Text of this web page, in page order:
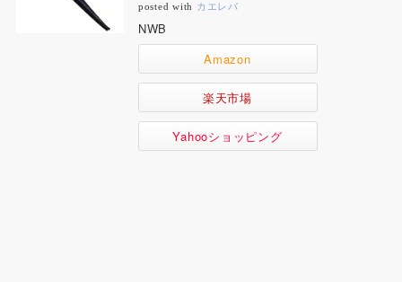
posted with カエレバ
NWB
Amazon
楽天市場
Yahooショッピング